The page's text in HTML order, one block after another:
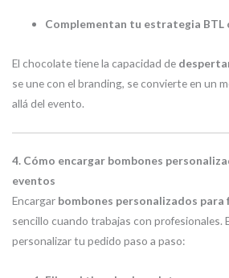
Complementan tu estrategia BTL
El chocolate tiene la capacidad de
se une con el branding, se convierte en un
allá del evento.
4. Cómo encargar bombones
eventos
Encargar bombones personalizados para
sencillo cuando trabajas con profesionales.
personalizar tu pedido paso a paso: